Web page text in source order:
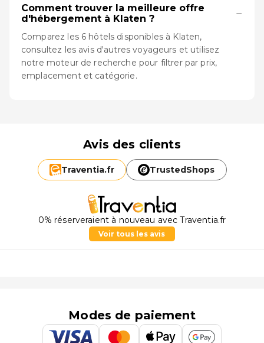
Comment trouver la meilleure offre
d'hébergement à Klaten ?
−
Comparez les 6 hôtels disponibles à Klaten,
consultez les avis d'autres voyageurs et utilisez
notre moteur de recherche pour filtrer par prix,
emplacement et catégorie.
Avis des clients
Traventia.fr TrustedShops
0% réserveraient à nouveau avec Traventia.fr
Voir tous les avis
Modes de paiement